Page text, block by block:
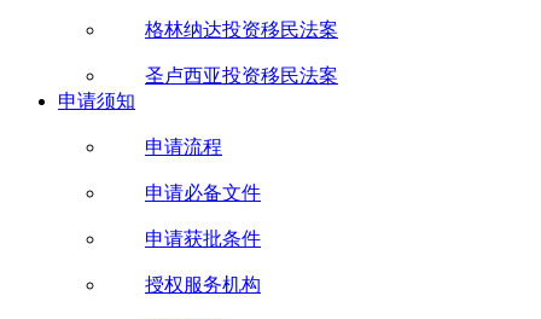
格林纳达投资移民法案
圣卢西亚投资移民法案
申请须知
申请流程
申请必备文件
申请获批条件
授权服务机构